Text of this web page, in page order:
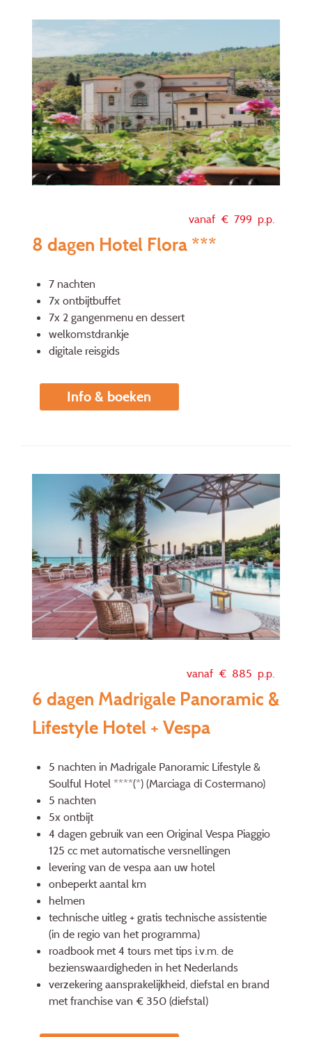
vanaf € 799 p.p.
8 dagen Hotel Flora ***
7 nachten
7x ontbijtbuffet
7x 2 gangenmenu en dessert
welkomstdrankje
digitale reisgids
Info & boeken
vanaf € 885 p.p.
6 dagen Madrigale Panoramic &
Lifestyle Hotel + Vespa
5 nachten in Madrigale Panoramic Lifestyle &
Soulful Hotel ****(*) (Marciaga di Costermano)
5 nachten
5x ontbijt
4 dagen gebruik van een Original Vespa Piaggio
125 cc met automatische versnellingen
levering van de vespa aan uw hotel
onbeperkt aantal km
helmen
technische uitleg + gratis technische assistentie
(in de regio van het programma)
roadbook met 4 tours met tips i.v.m. de
bezienswaardigheden in het Nederlands
verzekering aansprakelijkheid, diefstal en brand
met franchise van € 350 (diefstal)